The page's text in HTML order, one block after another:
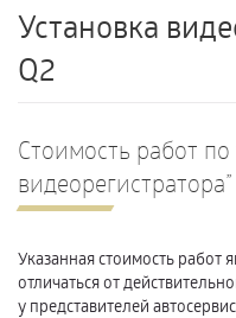
Установка
Q2
Стоимость работ по
Указанная стоимость работ
отличаться от
у представителей